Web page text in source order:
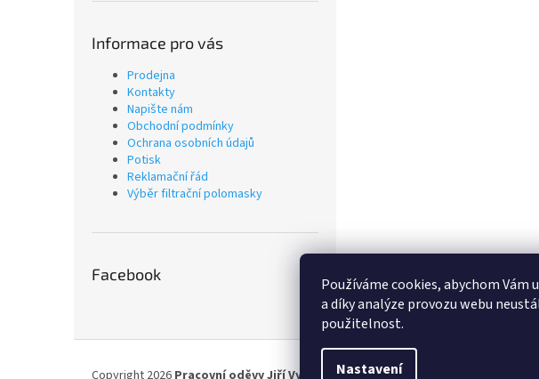
Používáme cookies, abychom
a díky analýze provozu webu
použitelnost.
Nastavení
Informace pro vás
Prodejna
Kontakty
Napište nám
Obchodní podmínky
Ochrana osobních údajů
Potisk
Reklamační řád
Výběr filtrační polomasky
Facebook
Copyright 2026 Pracovní oděvy Jiří Vyskočil . Všechna práva vyhrazena.